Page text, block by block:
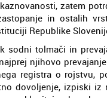
zatem
in ostalih
Republike
sodni tolmači in
njihovo
registra o rojstvu,
dovoljenje, izpiski